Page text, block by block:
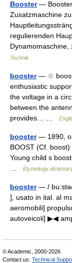
Booster—
Zusatzmaschine
regulierenden
Technik
booster— ☆
enthusiastic
the voltage in a
between the
provides… …
booster— 1890,
BOOST (Cf.
Young child s
Etymology
booster— / bu:stə/
], usato in ital. al
aeromobili]
autoveicoli] ▶◀
© Academic, 2000-2026
Contact us: Technical